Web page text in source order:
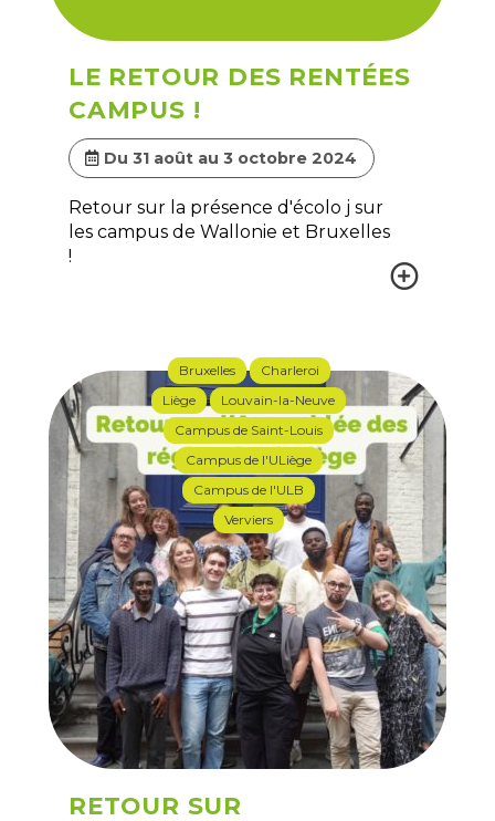
LE RETOUR DES RENTÉES
CAMPUS !
Du 31 août au 3 octobre 2024
Retour sur la présence d'écolo j sur
les campus de Wallonie et Bruxelles
!
Bruxelles
Charleroi
Liège
Louvain-la-Neuve
Campus de Saint-Louis
Campus de l'ULiège
Campus de l'ULB
Verviers
RETOUR SUR